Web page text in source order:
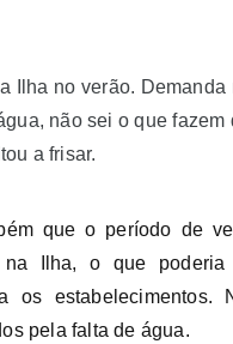
Ilha no verão. Demanda
não sei o que fazem
a frisar.
que o período de
na Ilha, o que poderia
os estabelecimentos.
pela falta de água.